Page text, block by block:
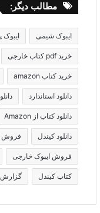
مطالب دیگر:
ایبوک شیمی
خرید pdf کتاب خارجی
خرید کتاب amazon
دانلود استاندارد
دانلود کتاب از Amazon
دانلود کیندل فروش
فروش ایبوک خارجی
کتاب کیندل گزارش